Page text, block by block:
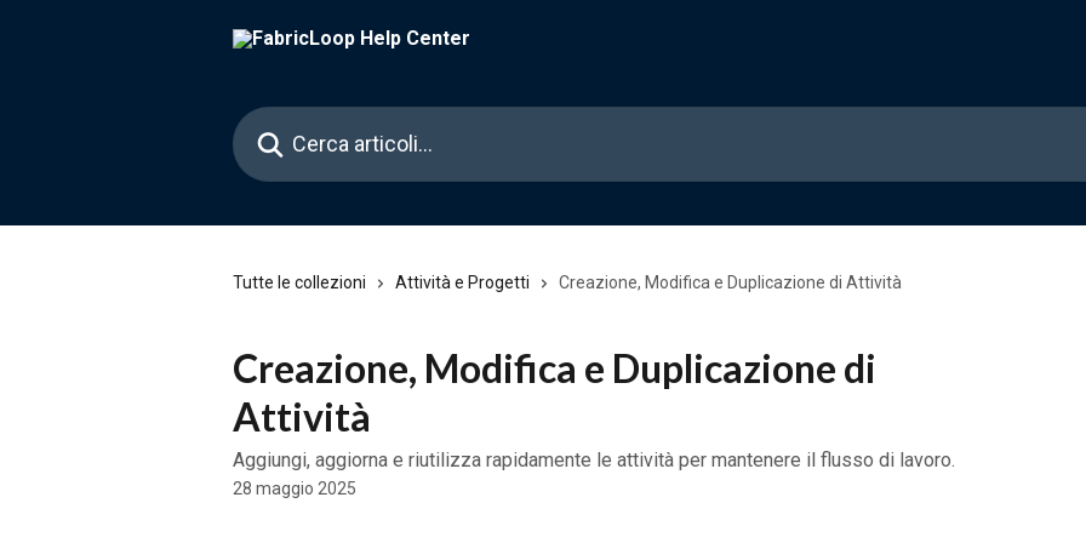
Cerca articoli…
Tutte le collezioni Attività e Progetti Creazione, Modifica e Duplicazione di Attività
Creazione, Modifica e Duplicazione di
Attività
Aggiungi, aggiorna e riutilizza rapidamente le attività per mantenere il flusso di lavoro.
28 maggio 2025